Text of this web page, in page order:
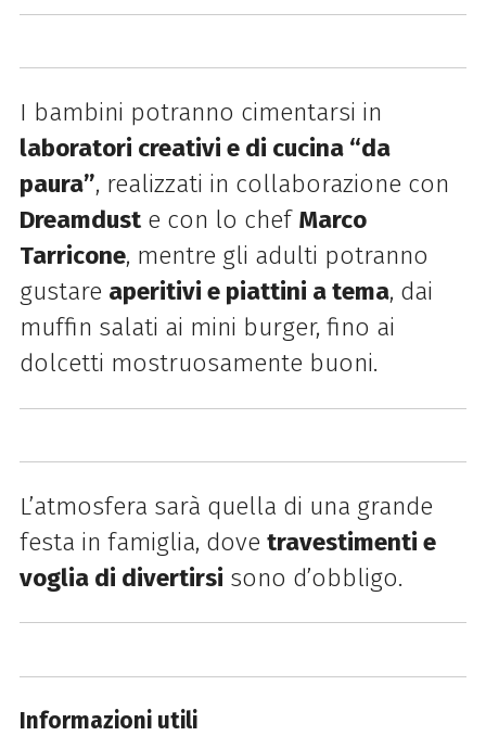
I bambini potranno cimentarsi in
laboratori creativi e di cucina “da
paura”, realizzati in collaborazione con
Dreamduste con lo chef Marco
Tarricone, mentre gli adulti potranno
gustare aperitivi e piattini a tema, dai
muffin salati ai mini burger, fino ai
dolcetti mostruosamente buoni.
L’atmosfera sarà quella di una grande
festa in famiglia, dove travestimenti e
voglia di divertirsi sono d’obbligo.
Informazioni utili